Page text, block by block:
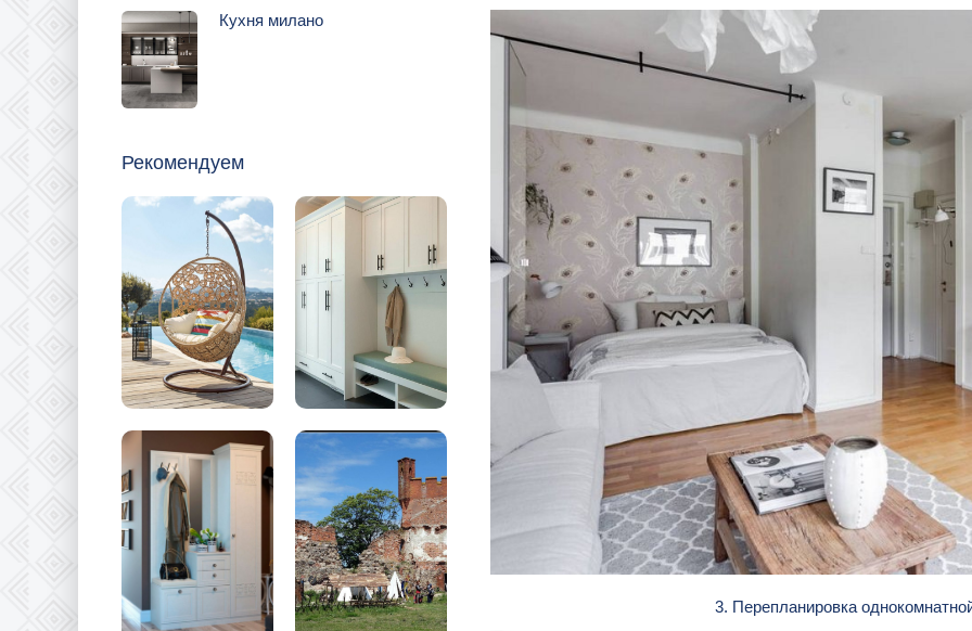
Кухня милано
Рекомендуем
3. Перепланировка